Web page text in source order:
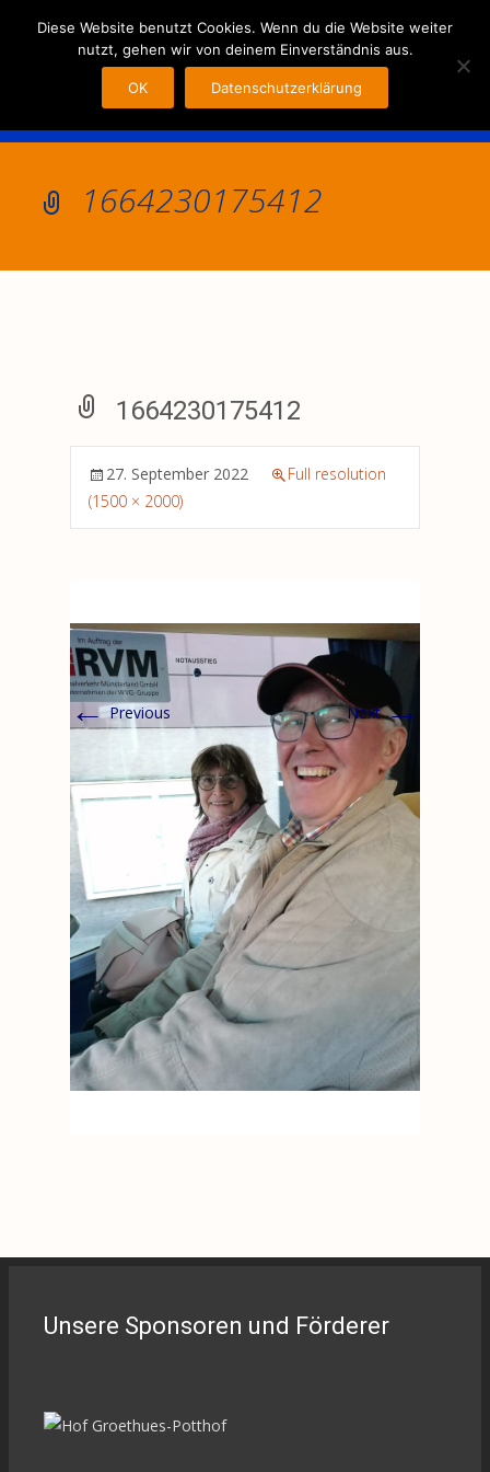
1664230175412
1664230175412
27. September 2022
Full resolution
(1500 × 2000)
←Previous Next→
Unsere Sponsoren und Förderer
MENU
Diese Website benutzt Cookies. Wenn du die Website weiter
nutzt, gehen wir von deinem Einverständnis aus.
OK Datenschutzerklärung